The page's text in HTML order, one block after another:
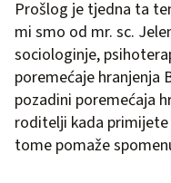
Prošlog je tjedna ta
mi smo od mr. sc.
sociologinje,
poremećaje hranjenja
pozadini poremećaja
roditelji kada
tome pomaže